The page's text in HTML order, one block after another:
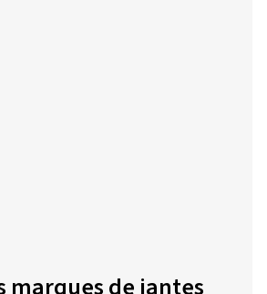
marques de jantes